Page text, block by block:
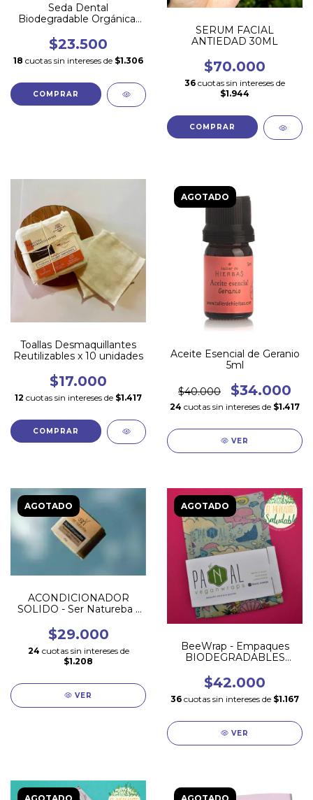
Seda Dental
Biodegradable Orgánica-
$23.500
18 cuotas sin intereses de $1.306
SERUM FACIAL
ANTIEDAD 30ML
$70.000
36 cuotas sin intereses de
$1.944
Toallas Desmaquillantes
Reutilizables x 10 unidades
$17.000
12 cuotas sin intereses de $1.417
AGOTADO
Aceite Esencial de Geranio
5ml
$40.000 $34.000
24 cuotas sin intereses de $1.417
VER
AGOTADO
ACONDICIONADOR
SOLIDO - Ser Natureba -
$29.000
24 cuotas sin intereses de
$1.208
VER
AGOTADO
BeeWrap - Empaques
BIODEGRADABLES
$42.000
36 cuotas sin intereses de $1.167
VER